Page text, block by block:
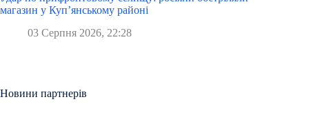
магазин у Куп’янському районі
03 Серпня 2026, 22:28
Новини партнерів